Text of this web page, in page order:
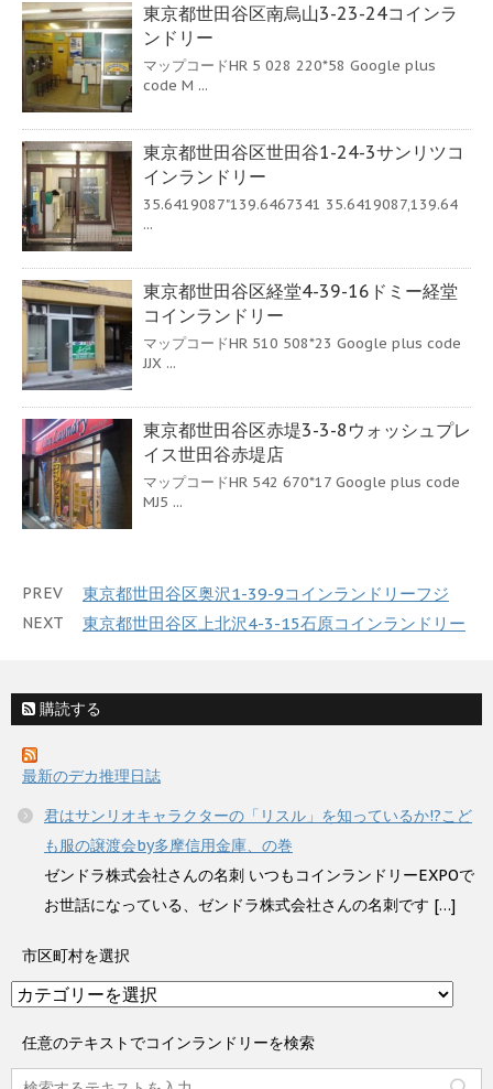
東京都世田谷区南烏山3-23-24コインラ
ンドリー
マップコードHR 5 028 220*58 Google plus
code M ...
東京都世田谷区世田谷1-24-3サンリツコ
インランドリー
35.6419087"139.6467341 35.6419087,139.64
...
東京都世田谷区経堂4-39-16ドミー経堂
コインランドリー
マップコードHR 510 508*23 Google plus code
JJX ...
東京都世田谷区赤堤3-3-8ウォッシュプレ
イス世田谷赤堤店
マップコードHR 542 670*17 Google plus code
MJ5 ...
PREV 東京都世田谷区奥沢1-39-9コインランドリーフジ
NEXT 東京都世田谷区上北沢4-3-15石原コインランドリー
購読する
最新のデカ推理日誌
君はサンリオキャラクターの「リスル」を知っているか!?こど
も服の譲渡会by多摩信用金庫、の巻
ゼンドラ株式会社さんの名刺 いつもコインランドリーEXPOで
お世話になっている、ゼンドラ株式会社さんの名刺です […]
市区町村を選択
市
区
町
村
任意のテキストでコインランドリーを検索